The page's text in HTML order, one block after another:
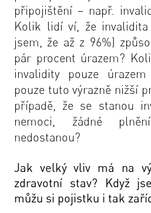
připojištění – např.
Kolik lidí ví, že
jsem, že až z 96%)
pár procent úrazem?
invalidity pouze
pouze tuto výrazně nižší
případě, že se stanou
nemoci, žádné
nedostanou?
Jak velký vliv má na
zdravotní stav? Když
můžu si pojistku i tak